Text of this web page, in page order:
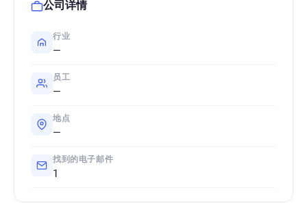
公司详情
行业
—
员工
—
地点
—
找到的电子邮件
1